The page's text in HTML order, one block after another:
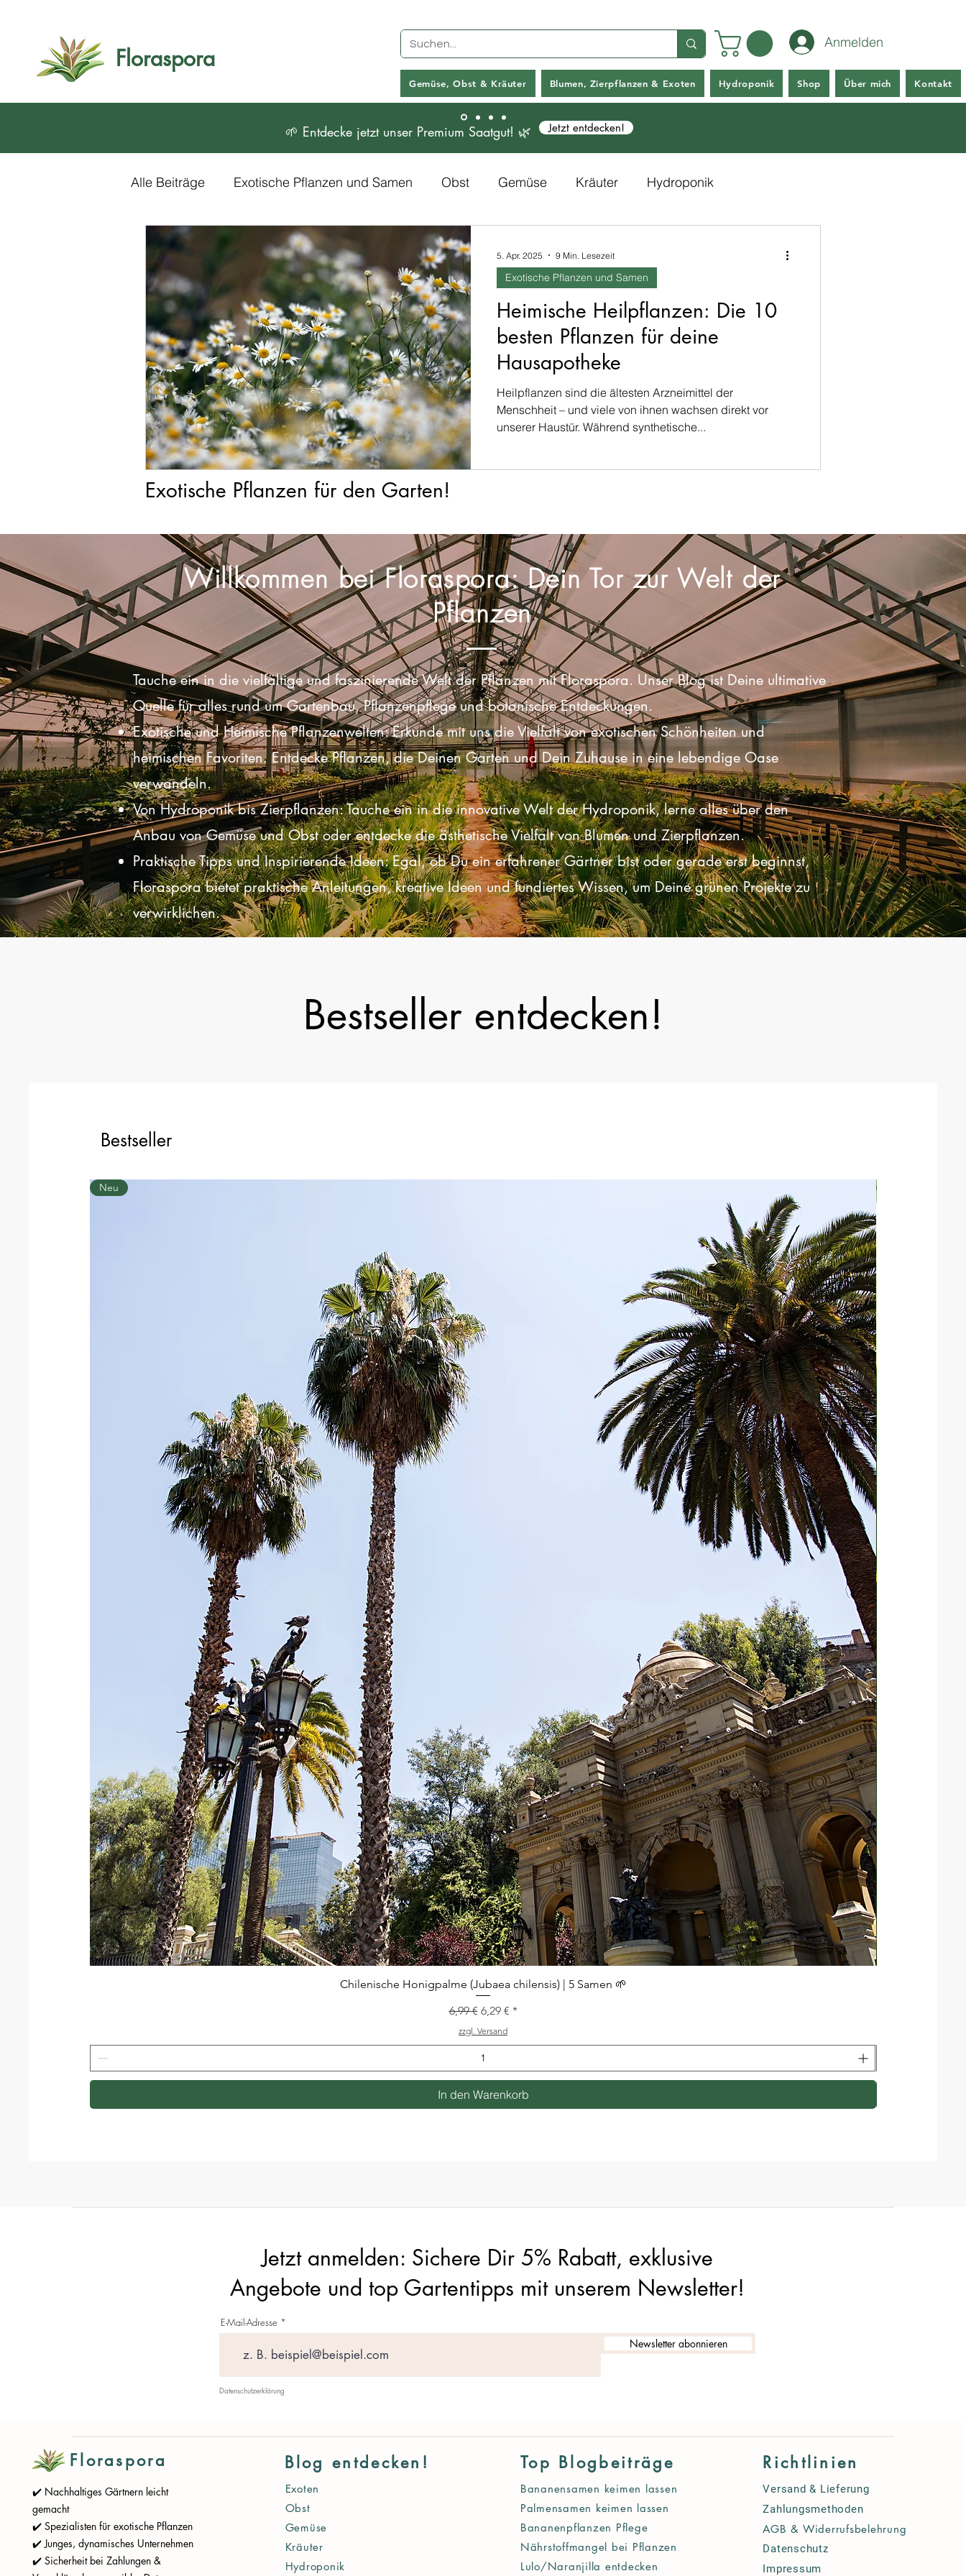
Floraspora
Anmelden
Gemüse, Obst & Kräuter Blumen, Zierpflanzen & Exoten Hydroponik Shop Über mich Kontakt
🌱 Entdecke jetzt unser Premium Saatgut! 🌿 Jetzt entdecken!
Alle Beiträge Exotische Pflanzen und Samen Obst Gemüse Kräuter Hydroponik
Blumen und Zierpflanzen Rezepte Kunstpflanzen
Heimische Heilpflanzen: Die 10
besten Pflanzen für deine
Hausapotheke
Heilpflanzen sind die ältesten Arzneimittel der
Menschheit – und viele von ihnen wachsen direkt vor
unserer Haustür. Während synthetische...
Exotische Pflanzen und Samen
5. Apr. 2025 9 Min. Lesezeit
Exotische Pflanzen für den Garten!
Willkommen bei Floraspora: Dein Tor zur Welt der
Pflanzen
Tauche ein in die vielfältige und faszinierende Welt der Pflanzen mit Floraspora. Unser Blog ist Deine ultimative
Quelle für alles rund um Gartenbau, Pflanzenpflege und botanische Entdeckungen.
Exotische und Heimische Pflanzenwelten: Erkunde mit uns die Vielfalt von exotischen Schönheiten und
heimischen Favoriten. Entdecke Pflanzen, die Deinen Garten und Dein Zuhause in eine lebendige Oase
verwandeln.
Von Hydroponik bis Zierpflanzen: Tauche ein in die innovative Welt der Hydroponik, lerne alles über den
Anbau von Gemüse und Obst oder entdecke die ästhetische Vielfalt von Blumen und Zierpflanzen.
Praktische Tipps und Inspirierende Ideen: Egal, ob Du ein erfahrener Gärtner bist oder gerade erst beginnst,
Floraspora bietet praktische Anleitungen, kreative Ideen und fundiertes Wissen, um Deine grünen Projekte zu
verwirklichen.
Bestseller entdecken!
Bestseller
Schnellansicht
Neu
Chilenische Honigpalme (Jubaea chilensis) | 5 Samen 🌱
Standardpreis
6,99 € Sale-Preis
6,29 €
zzgl. Versand
In den Warenkorb
Jetzt anmelden: Sichere Dir 5% Rabatt, exklusive
Angebote und top Gartentipps mit unserem Newsletter!
E-Mail-Adresse
Newsletter abonnieren
Datenschutzerklärung
Floraspora
✔️ Nachhaltiges Gärtnern leicht
gemacht
✔️ Spezialisten für exotische Pflanzen
✔️ Junges, dynamisches Unternehmen
✔️ Sicherheit bei Zahlungen &
Blog entdecken!
Exoten
Obst
Gemüse
Kräuter
Hydroponik
Top Blogbeiträge
Bananensamen keimen lassen
Palmensamen keimen lassen
Bananenpflanzen Pflege
Nährstoffmangel bei Pflanzen
Lulo/Naranjilla entdecken
Richtlinien
Versand & Lieferung
Zahlungsmethoden
AGB & Widerrufsbelehrung
Datenschutz
Impressum